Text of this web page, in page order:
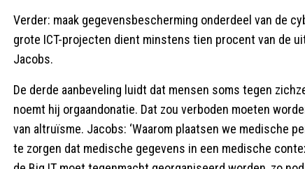
Verder: maak gegevensbescherming onderdeel van de
grote ICT-projecten dient minstens tien procent van de
Jacobs.
De derde aanbeveling luidt dat mensen soms tegen
noemt hij orgaandonatie. Dat zou verboden moeten
van altruïsme. Jacobs: ‘Waarom plaatsen we medische
te zorgen dat medische gegevens in een medische